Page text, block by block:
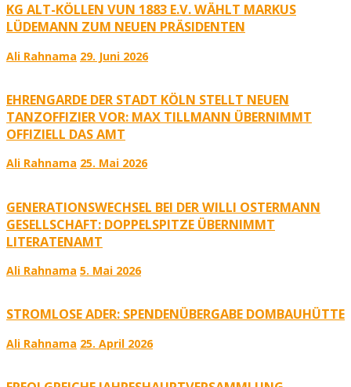
KG ALT-KÖLLEN VUN 1883 E.V. WÄHLT MARKUS
LÜDEMANN ZUM NEUEN PRÄSIDENTEN
Ali Rahnama 29. Juni 2026
EHRENGARDE DER STADT KÖLN STELLT NEUEN
TANZOFFIZIER VOR: MAX TILLMANN ÜBERNIMMT
OFFIZIELL DAS AMT
Ali Rahnama 25. Mai 2026
GENERATIONSWECHSEL BEI DER WILLI OSTERMANN
GESELLSCHAFT: DOPPELSPITZE ÜBERNIMMT
LITERATENAMT
Ali Rahnama 5. Mai 2026
STROMLOSE ADER: SPENDENÜBERGABE DOMBAUHÜTTE
Ali Rahnama 25. April 2026